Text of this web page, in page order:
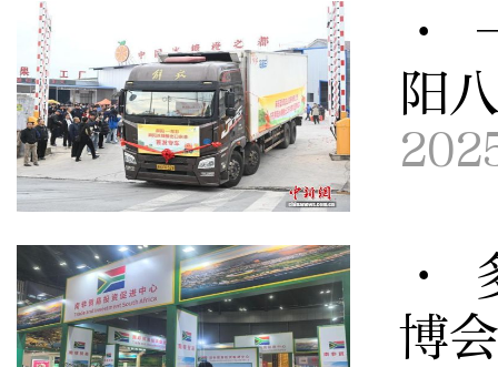
·
阳
·
博